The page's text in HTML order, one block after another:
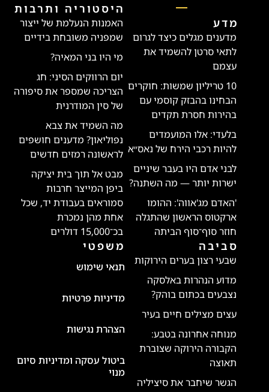
מדע
מדענים מגלים כיצד לגרום
לתאי סרטן להשמיד את
עצמם
10 טריליון שמשות: חוקרים
הבחינו בהבזק קוסמי עם
בהירות חסרת תקדים
בלעדי: אלו המועמדים
להיות רכבי הירח של נאס״א
לבני אדם היו בעבר שיניים
ישרות יותר — מה השתנה?
'האדם מג'אווה': ההומו
ארקטוס הראשון שהתגלה
חוזר סוף־סוף הביתה
היסטוריה ותרבות
האמנות הנעלמת של ייצור
שמפניה משובחת בידיים
מי היו בני המאיה?
יום הרווקים הסיני: חג
הצריכה שמספר את סיפורה
של סין המודרנית
מה השמיד את צבא
נפוליאון? מדענים חושפים
לראשונה רמזים חדשים
מבט אל תוך בית יציקה
ביפן המייצר חרבות
סמוראים בעבודת יד, שכל
אחת מהן נמכרת
בכ־15,000 דולרים
סביבה
שבעי רצון בערים הירוקות
מדוע הנהרות באלסקה
נצבעים בכתום בוהק?
עצים מצילים חיים בעיר
מנוחה אחרונה בטבע:
הקבורה הירוקה שצוברת
תאוצה
הגשר שיחבר את סיציליה
משפטי
תנאי שימוש
מדיניות פרטיות
הצהרת נגישות
ביטול עסקה ומדיניות סיום
מנוי